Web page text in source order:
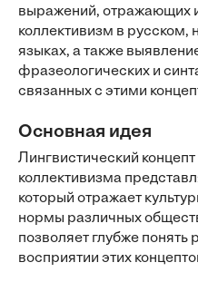
выражений, отражающих
коллективизм в русском,
языках, а также
фразеологических и
связанных с этими
Основная идея
Лингвистический
коллективизма
который отражает
нормы различных
позволяет глубже понять
восприятии этих